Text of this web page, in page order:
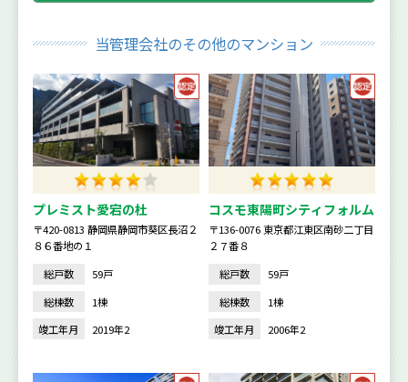
当管理会社のその他のマンション
プレミスト愛宕の杜
〒420-0813 静岡県静岡市葵区長沼２
８６番地の１
総戸数
59戸
総棟数
1棟
竣工年月
2019年2
コスモ東陽町シティフォルム
〒136-0076 東京都江東区南砂二丁目
２７番８
総戸数
59戸
総棟数
1棟
竣工年月
2006年2